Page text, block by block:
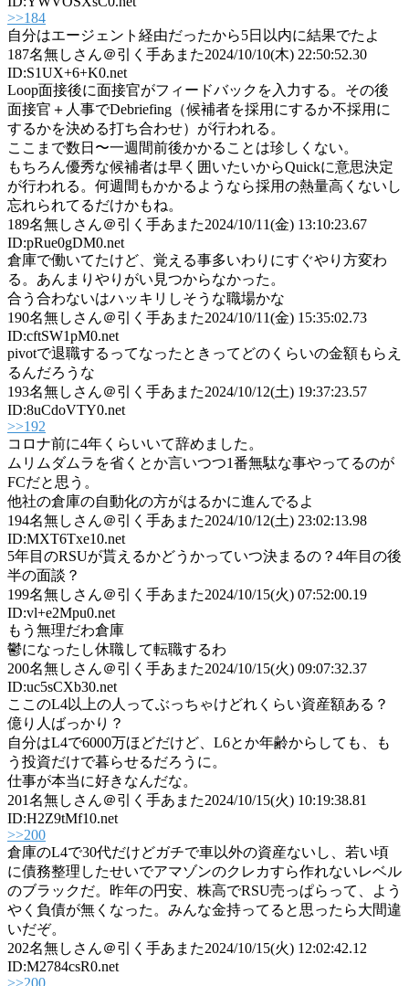
>>184
自分はエージェント経由だったから5日以内に結果でたよ
187名無しさん＠引く手あまた2024/10/10(木) 22:50:52.30
ID:S1UX+6+K0.net
Loop面接後に面接官がフィードバックを入力する。その後
面接官＋人事でDebriefing（候補者を採用にするか不採用に
するかを決める打ち合わせ）が行われる。
ここまで数日〜一週間前後かかることは珍しくない。
もちろん優秀な候補者は早く囲いたいからQuickに意思決定
が行われる。何週間もかかるようなら採用の熱量高くないし
忘れられてるだけかもね。
189名無しさん＠引く手あまた2024/10/11(金) 13:10:23.67
ID:pRue0gDM0.net
倉庫で働いてたけど、覚える事多いわりにすぐやり方変わ
る。あんまりやりがい見つからなかった。
合う合わないはハッキリしそうな職場かな
190名無しさん＠引く手あまた2024/10/11(金) 15:35:02.73
ID:cftSW1pM0.net
pivotで退職するってなったときってどのくらいの金額もらえ
るんだろうな
193名無しさん＠引く手あまた2024/10/12(土) 19:37:23.57
ID:8uCdoVTY0.net
>>192
コロナ前に4年くらいいて辞めました。
ムリムダムラを省くとか言いつつ1番無駄な事やってるのが
FCだと思う。
他社の倉庫の自動化の方がはるかに進んでるよ
194名無しさん＠引く手あまた2024/10/12(土) 23:02:13.98
ID:MXT6Txe10.net
5年目のRSUが貰えるかどうかっていつ決まるの？4年目の後
半の面談？
199名無しさん＠引く手あまた2024/10/15(火) 07:52:00.19
ID:vl+e2Mpu0.net
もう無理だわ倉庫
鬱になったし休職して転職するわ
200名無しさん＠引く手あまた2024/10/15(火) 09:07:32.37
ID:uc5sCXb30.net
ここのL4以上の人ってぶっちゃけどれくらい資産額ある？
億り人ばっかり？
自分はL4で6000万ほどだけど、L6とか年齢からしても、も
う投資だけで暮らせるだろうに。
仕事が本当に好きなんだな。
201名無しさん＠引く手あまた2024/10/15(火) 10:19:38.81
ID:H2Z9tMf10.net
>>200
倉庫のL4で30代だけどガチで車以外の資産ないし、若い頃
に債務整理したせいでアマゾンのクレカすら作れないレベル
のブラックだ。昨年の円安、株高でRSU売っぱらって、よう
やく負債が無くなった。みんな金持ってると思ったら大間違
いだぞ。
202名無しさん＠引く手あまた2024/10/15(火) 12:02:42.12
ID:M2784csR0.net
>>200